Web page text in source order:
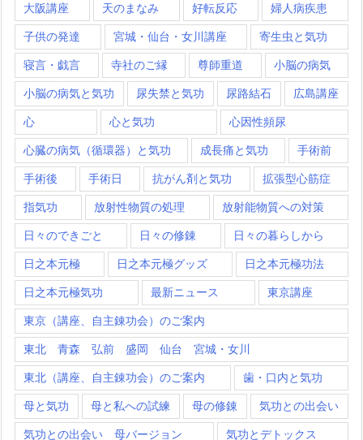
大阪講座 天のまなみ 好転反応 婦人病疾患
子供の発達 宮城・仙台・女川講座 寄生虫と気功
寝言・戯言 寺社のご縁 尊師重道 小脳の病気
小脳の病気と気功 尿失禁と気功 尿路結石 広島講座
心 心と気功 心因性頻尿
心臓の病気（循環器）と気功 成長痛と気功 手術前
手術後 手術日 抗がん剤と気功 拡張型心筋症
指気功 放射性物質の処理 放射能物質への対策
日々のできごと 日々の修錬 日々の暮らしから
日之本元極 日之本元極グッズ 日之本元極功法
日之本元極気功 最新ニュース 東京講座
東京（講座、自主錬功会）のご案内
東北 青森 弘前 盛岡 仙台 宮城・女川
東北（講座、自主錬功会）のご案内 歯・口内と気功
母と気功 母と私への試練 母の修錬 気功との出会い
気功との出会い 母バージョン 気功とデトックス